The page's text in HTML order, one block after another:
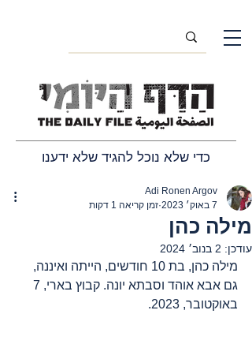
כדי שלא נוכל להגיד שלא ידענו
מילה כהן
Adi Ronen Argov
7 באוק׳ 2023
זמן קריאה 1 דקות
עודכן: 2 בנוב׳ 2024
מילה כהן, בת 10 חודשים, הייתה ואיננה,
באוקטובר, 2023.